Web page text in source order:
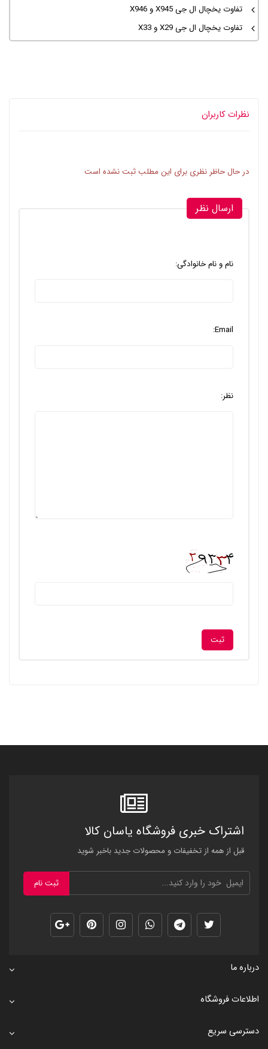
تفاوت یخچال ال جی X945 و X946
تفاوت یخچال ال جی X29 و X33
نظرات کاربران
در حال حاظر نظری برای این مطلب ثبت نشده است
ارسال نظر
نام و نام خانوادگی:
Email:
نظر:
اشتراک خبری فروشگاه یاسان کالا
قبل از همه از تخفیفات و محصولات جدید باخبر شوید
ثبت نام
درباره ما
اطلاعات فروشگاه
دسترسی سریع